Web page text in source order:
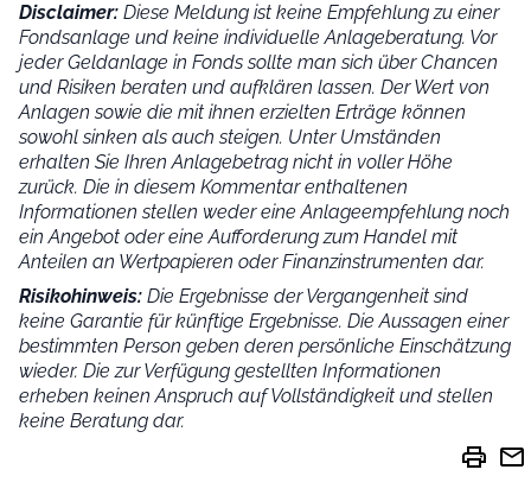
Disclaimer: Diese Meldung ist keine Empfehlung zu einer
Fondsanlage und keine individuelle Anlageberatung. Vor
jeder Geldanlage in Fonds sollte man sich über Chancen
und Risiken beraten und aufklären lassen. Der Wert von
Anlagen sowie die mit ihnen erzielten Erträge können
sowohl sinken als auch steigen. Unter Umständen
erhalten Sie Ihren Anlagebetrag nicht in voller Höhe
zurück. Die in diesem Kommentar enthaltenen
Informationen stellen weder eine Anlageempfehlung noch
ein Angebot oder eine Aufforderung zum Handel mit
Anteilen an Wertpapieren oder Finanzinstrumenten dar.
Risikohinweis: Die Ergebnisse der Vergangenheit sind
keine Garantie für künftige Ergebnisse. Die Aussagen einer
bestimmten Person geben deren persönliche Einschätzung
wieder. Die zur Verfügung gestellten Informationen
erheben keinen Anspruch auf Vollständigkeit und stellen
keine Beratung dar.
print mail